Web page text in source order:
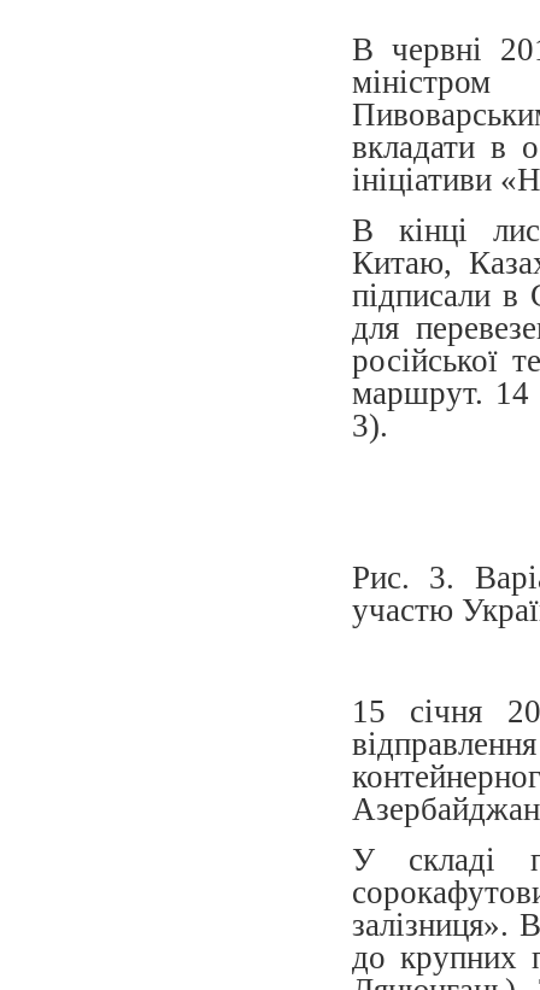
В червні
вкладати в
ініціативи
В кінці
Китаю,
підписали в
для
російської
маршрут. 14
3).
Рис. 3.
участю
15 січня
У складі
залізниця».
до крупних